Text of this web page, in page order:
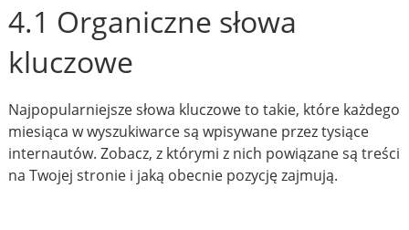
4.1 Organiczne słowa
kluczowe
Najpopularniejsze słowa kluczowe to takie, które każdego
miesiąca w wyszukiwarce są wpisywane przez tysiące
internautów. Zobacz, z którymi z nich powiązane są treści
na Twojej stronie i jaką obecnie pozycję zajmują.